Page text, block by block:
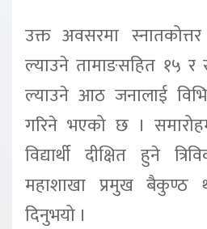
उक्त अवसरमा
ल्याउने तामाङसहित १५ र
ल्याउने आठ जनालाई
गरिने भएको छ ।
विद्यार्थी दीक्षित हुने
महाशाखा प्रमुख बैकुण्ठ
दिनुभयो ।